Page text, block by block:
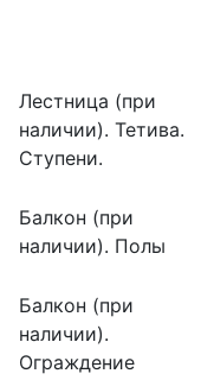
Лестница (при
наличии). Тетива.
Ступени.
Балкон (при
наличии). Полы
Балкон (при
наличии).
Ограждение